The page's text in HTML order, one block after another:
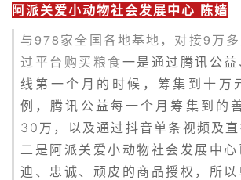
阿派关爱小动物社会发展中心 陈嫱
与978家全国各地基地，对接9万
过平台购买粮食一是通过腾讯公
线第一个月的时候，筹集到十万
例，腾讯公益每一个月筹集到的
30万，以及通过抖音单条视频及直
二是阿派关爱小动物社会发展中
迪、忠诚、顽皮的商品授权，所以